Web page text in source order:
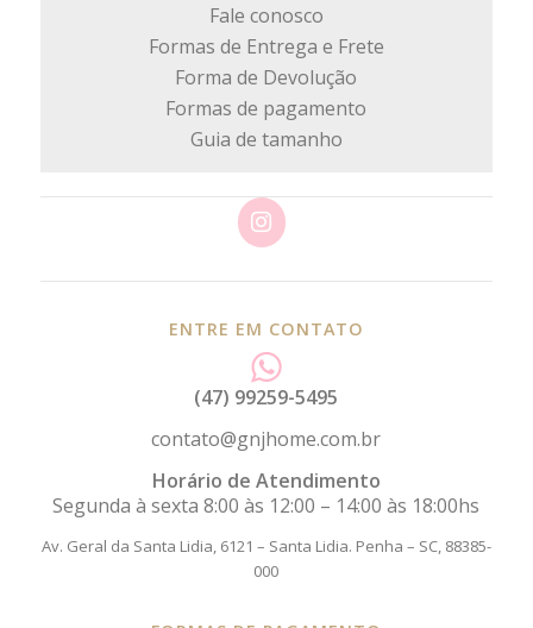
Fale conosco
Formas de Entrega e Frete
Forma de Devolução
Formas de pagamento
Guia de tamanho
ENTRE EM CONTATO
(47) 99259-5495
contato@gnjhome.com.br
Horário de Atendimento
Segunda à sexta 8:00 às 12:00 – 14:00 às 18:00hs
Av. Geral da Santa Lidia, 6121 – Santa Lidia. Penha – SC, 88385-
000